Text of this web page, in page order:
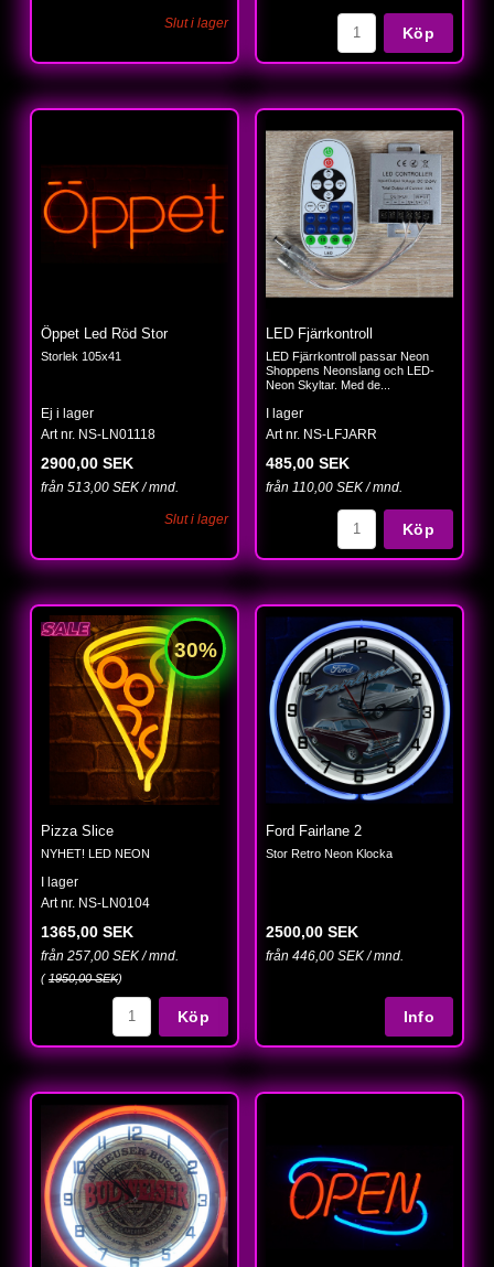
Slut i lager
Köp
Öppet Led Röd Stor
Storlek 105x41
Ej i lager
Art nr. NS-LN01118
2900,00 SEK
från 513,00 SEK / mnd.
Slut i lager
LED Fjärrkontroll
LED Fjärrkontroll passar Neon
Shoppens Neonslang och LED-
Neon Skyltar. Med de...
I lager
Art nr. NS-LFJARR
485,00 SEK
från 110,00 SEK / mnd.
Köp
Pizza Slice
NYHET! LED NEON
I lager
Art nr. NS-LN0104
1365,00 SEK
från 257,00 SEK / mnd.
(1950,00 SEK)
Köp
Ford Fairlane 2
Stor Retro Neon Klocka
2500,00 SEK
från 446,00 SEK / mnd.